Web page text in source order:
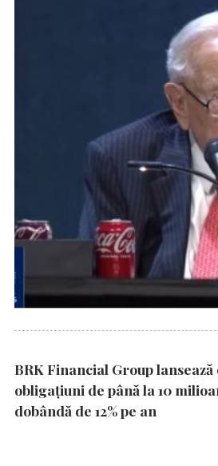
BRK Financial Group lansează
obligațiuni de până la 10
dobândă de 12% pe an